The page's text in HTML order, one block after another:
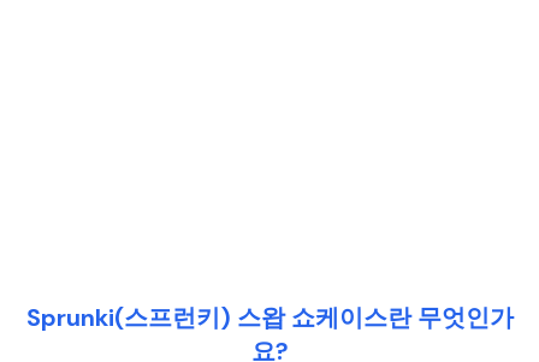
Sprunki(스프런키) 스왑 쇼케이스란 무엇인가
요?